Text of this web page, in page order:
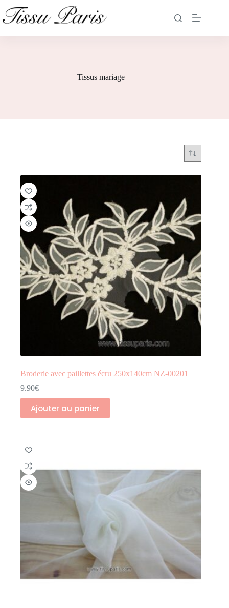
Tissus mariage
Broderie avec paillettes écru 250x140cm NZ-00201
9.90€
Ajouter au panier